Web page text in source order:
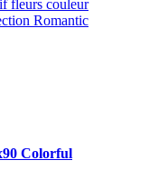
Colorful